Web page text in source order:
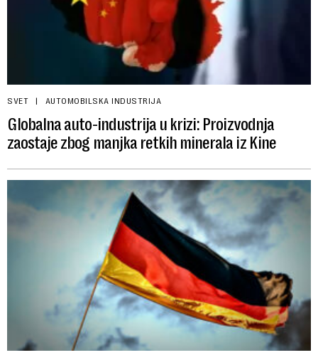
SVET AUTOMOBILSKA INDUSTRIJA
Globalna auto-industrija u krizi: Proizvodnja
zaostaje zbog manjka retkih minerala iz Kine